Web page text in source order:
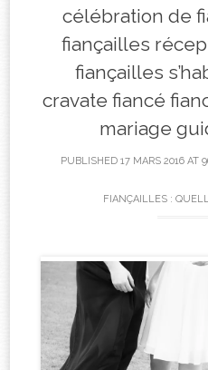
célébration de
fiançailles
fiançailles
cravate fiancé
mariage
PUBLISHED 17 MARS 2016 AT
FIANÇAILLES :